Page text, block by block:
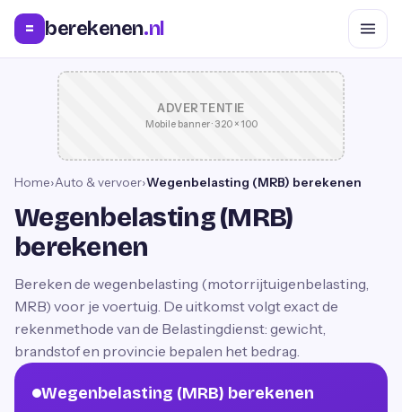
= berekenen.nl
ADVERTENTIE
Mobile banner · 320 × 100
Home›Auto & vervoer›Wegenbelasting (MRB) berekenen
Wegenbelasting (MRB)
berekenen
Bereken de wegenbelasting (motorrijtuigenbelasting,
MRB) voor je voertuig. De uitkomst volgt exact de
rekenmethode van de Belastingdienst: gewicht,
brandstof en provincie bepalen het bedrag.
Wegenbelasting (MRB) berekenen